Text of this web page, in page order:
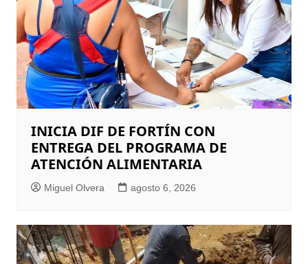
INICIA DIF DE FORTÍN CON
ENTREGA DEL PROGRAMA DE
ATENCIÓN ALIMENTARIA
Miguel Olvera agosto 6, 2026